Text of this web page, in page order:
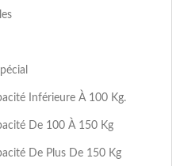
Inférieure À 100 Kg.
De 100 À 150 Kg
De Plus De 150 Kg